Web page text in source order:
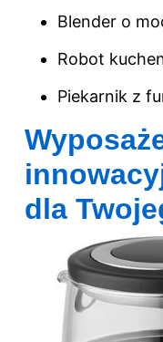
Blender o
Robot
Piekarnik z
dla